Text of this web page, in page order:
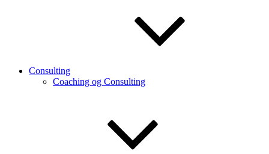
Consulting
Coaching og Consulting